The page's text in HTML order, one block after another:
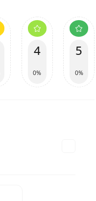
4
0%
5
0%